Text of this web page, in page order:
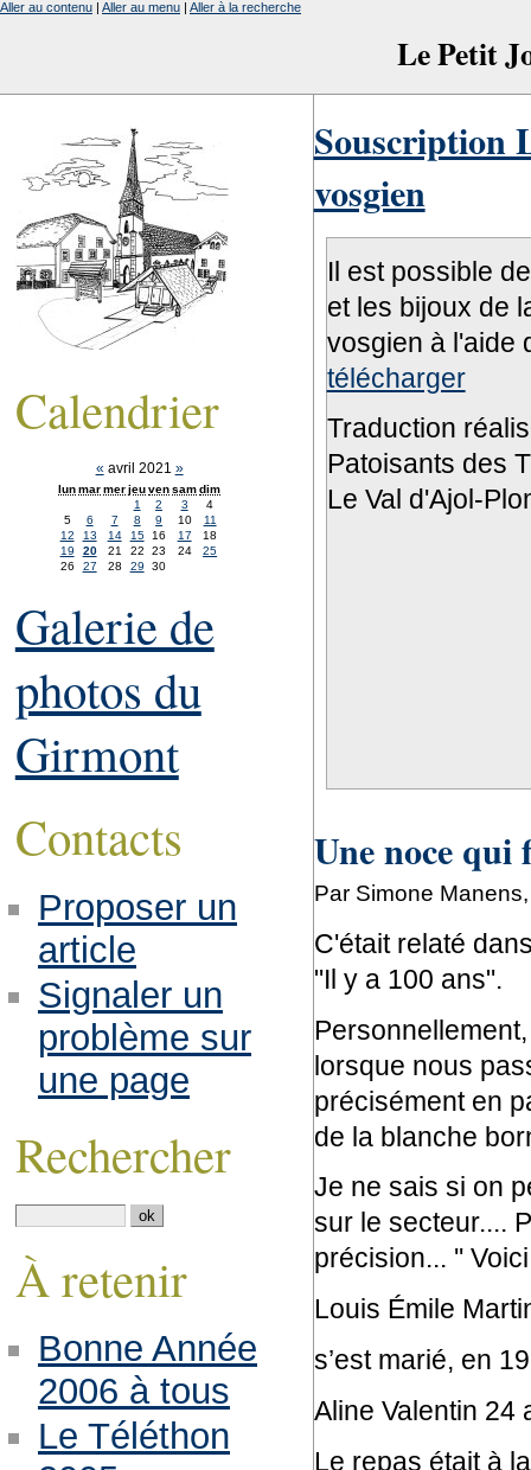
Le Petit
Aller au contenu | Aller au menu | Aller à la recherche
Souscription
vosgien
Il est possible
et les bijoux de
vosgien à l'aide
télécharger
Traduction
Patoisants des
Le Val d'Ajol-
Une noce qui
Par Simone
C'était relaté
"Il y a 100 ans".
lorsque nous
précisément en
de la blanche
Je ne sais si on
sur le secteur....
précision... ''
Louis Émile
s’est marié, en
Aline Valentin 24
Le repas était à
Calendrier
« avril 2021 »
lunmarmerjeuvensamdim
1
2 3
4
5
6 7 8 9 10
11
12
13 14 15 16 17
18
19
20 21 22 23 24
25
26
27 28 29 30
Galerie de
photos du
Girmont
Contacts
Proposer un
article
Signaler un
problème sur
une page
Rechercher
À retenir
Bonne Année
2006 à tous
Le Téléthon